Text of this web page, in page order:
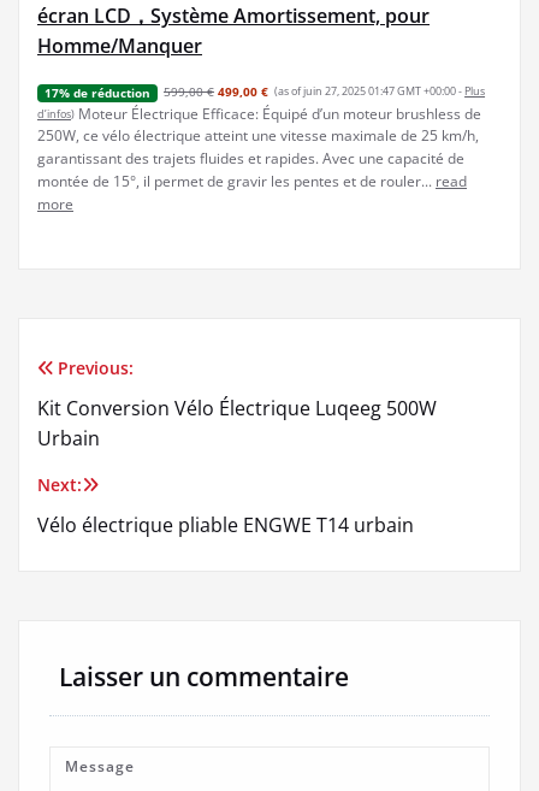
écran LCD，Système Amortissement, pour
Homme/Manquer
17% de réduction 599,00 € 499,00 € (as of juin 27, 2025 01:47 GMT +00:00 - Plus
d’infos) Moteur Électrique Efficace: Équipé d’un moteur brushless de
250W, ce vélo électrique atteint une vitesse maximale de 25 km/h,
garantissant des trajets fluides et rapides. Avec une capacité de
montée de 15°, il permet de gravir les pentes et de rouler... read
more
Navigation
de
l’article
Previous:
Kit Conversion Vélo Électrique Luqeeg 500W
Urbain
Next:
Vélo électrique pliable ENGWE T14 urbain
Laisser un commentaire